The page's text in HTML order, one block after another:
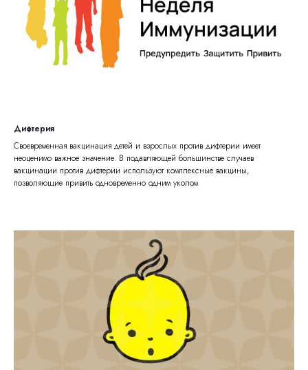
Дифтерия
Своевременная вакцинация детей и взрослых против дифтерии имеет
неоценимо важное значение. В подавляющей большинстве случаев
вакцинации против дифтерии используют комплексные вакцины,
позволяющие привить одновременно одним уколом